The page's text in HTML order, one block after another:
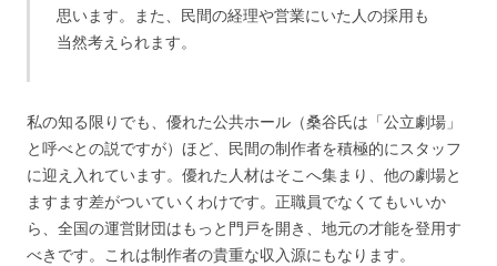
思います。また、民間の経理や営業にいた人の採用も
当然考えられます。
私の知る限りでも、優れた公共ホール（桑谷氏は「公立劇場」
と呼べとの説ですが）ほど、民間の制作者を積極的にスタッフ
に迎え入れています。優れた人材はそこへ集まり、他の劇場と
ますます差がついていくわけです。正職員でなくてもいいか
ら、全国の運営財団はもっと門戸を開き、地元の才能を登用す
べきです。これは制作者の貴重な収入源にもなります。